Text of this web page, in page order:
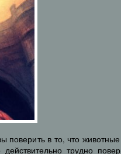
поверить в то, что
трудно